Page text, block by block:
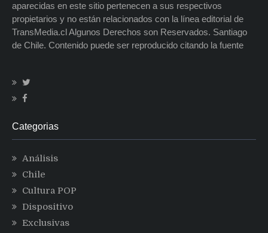
aparecidas en este sitio pertenecen a sus respectivos
propietarios y no están relacionados con la línea editorial de
TransMedia.cl Algunos Derechos son Reservados. Santiago
de Chile. Contenido puede ser reproducido citando la fuente
Categorias
Análisis
Chile
Cultura POP
Dispositivo
Exclusivas